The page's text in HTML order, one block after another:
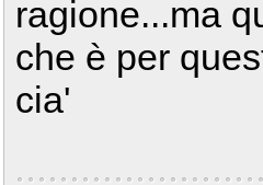
ragione...ma
che è per
cia'